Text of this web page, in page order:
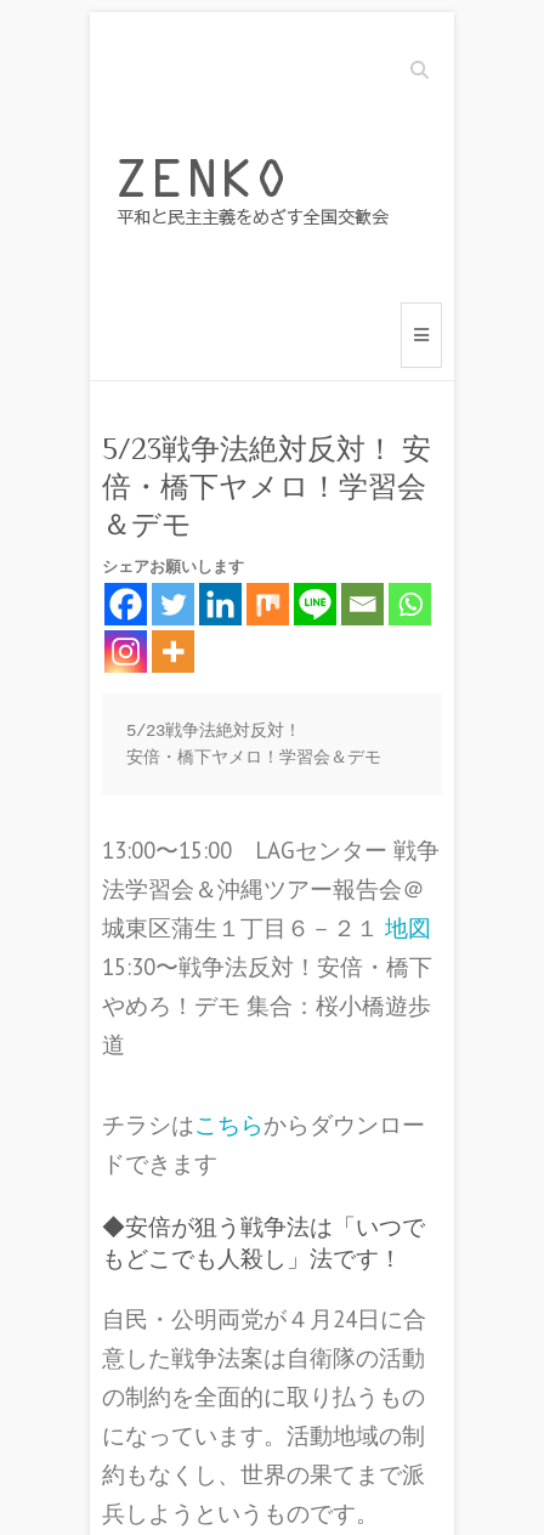
Search
5/23戦争法絶対反対！ 安
倍・橋下ヤメロ！学習会
＆デモ
シェアお願いします
5/23戦争法絶対反対！
安倍・橋下ヤメロ！学習会＆デモ
13:00〜15:00 LAGセンター 戦争
法学習会＆沖縄ツアー報告会＠
城東区蒲生１丁目６－２１ 地図
15:30〜戦争法反対！安倍・橋下
やめろ！デモ 集合：桜小橋遊歩
道
チラシはこちらからダウンロー
ドできます
◆安倍が狙う戦争法は「いつで
もどこでも人殺し」法です！
自民・公明両党が４月24日に合
意した戦争法案は自衛隊の活動
の制約を全面的に取り払うもの
になっています。活動地域の制
約もなくし、世界の果てまで派
兵しようというものです。